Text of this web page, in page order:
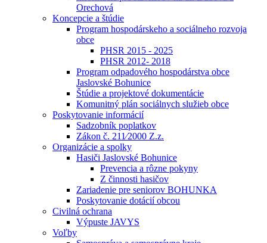
Orechová
Koncepcie a štúdie
Program hospodárskeho a sociálneho rozvoja
obce
PHSR 2015 - 2025
PHSR 2012- 2018
Program odpadového hospodárstva obce
Jaslovské Bohunice
Štúdie a projektové dokumentácie
Komunitný plán sociálnych služieb obce
Poskytovanie informácií
Sadzobník poplatkov
Zákon č. 211⁄2000 Z.z.
Organizácie a spolky
Hasiči Jaslovské Bohunice
Prevencia a rôzne pokyny
Z činnosti hasičov
Zariadenie pre seniorov BOHUNKA
Poskytovanie dotácií obcou
Civilná ochrana
Výpuste JAVYS
Voľby